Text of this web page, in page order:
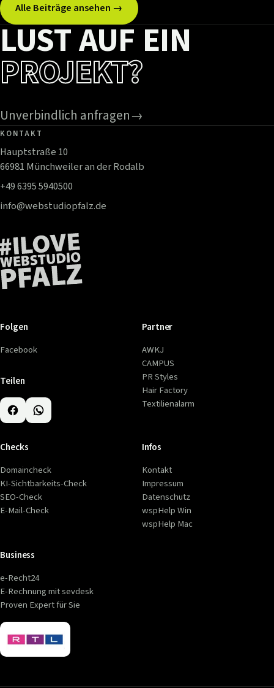
Alle Beiträge ansehen →
LUST AUF EIN
PROJEKT?
Unverbindlich anfragen→
KONTAKT
Hauptstraße 10
66981 Münchweiler an der Rodalb
+49 6395 5940500
info@webstudiopfalz.de
Folgen
Facebook
Teilen
Partner
AWKJ
CAMPUS
PR Styles
Hair Factory
Textilienalarm
Checks
Domaincheck
KI-Sichtbarkeits-Check
SEO-Check
E-Mail-Check
Infos
Kontakt
Impressum
Datenschutz
wspHelp Win
wspHelp Mac
Business
e-Recht24
E-Rechnung mit sevdesk
Proven Expert für Sie